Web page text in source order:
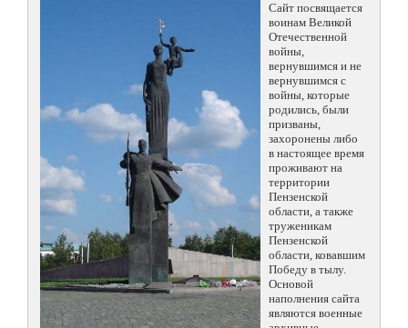
Сайт посвящается
воинам Великой
Отечественной
войны,
вернувшимся и не
вернувшимся с
войны, которые
родились, были
призваны,
захоронены либо
в настоящее время
проживают на
территории
Пензенской
области, а также
труженикам
Пензенской
области, ковавшим
Победу в тылу.
Основой
наполнения сайта
являются военные